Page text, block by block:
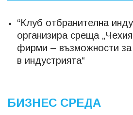
“Клуб отбранителна
организира среща
фирми – възможности за
в индустрията“
БИЗНЕС СРЕДА